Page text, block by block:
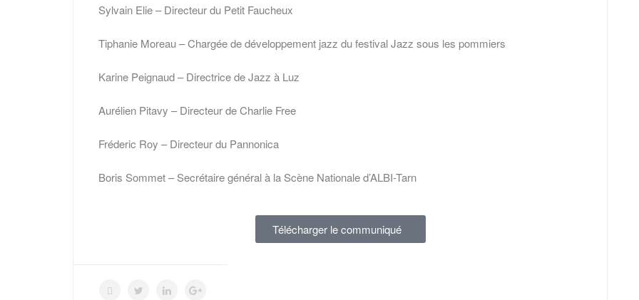
Sylvain Elie – Directeur du Petit Faucheux
Tiphanie Moreau – Chargée de développement jazz du festival Jazz sous les pommiers
Karine Peignaud – Directrice de Jazz à Luz
Aurélien Pitavy – Directeur de Charlie Free
Fréderic Roy – Directeur du Pannonica
Boris Sommet – Secrétaire général à la Scène Nationale d’ALBI-Tarn
Télécharger le communiqué